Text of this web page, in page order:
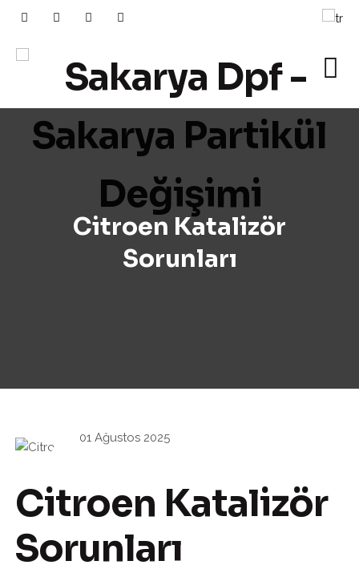
Citroen Katalizör
Sorunları
01 Ağustos 2025
Citroen Katalizör
Sorunları